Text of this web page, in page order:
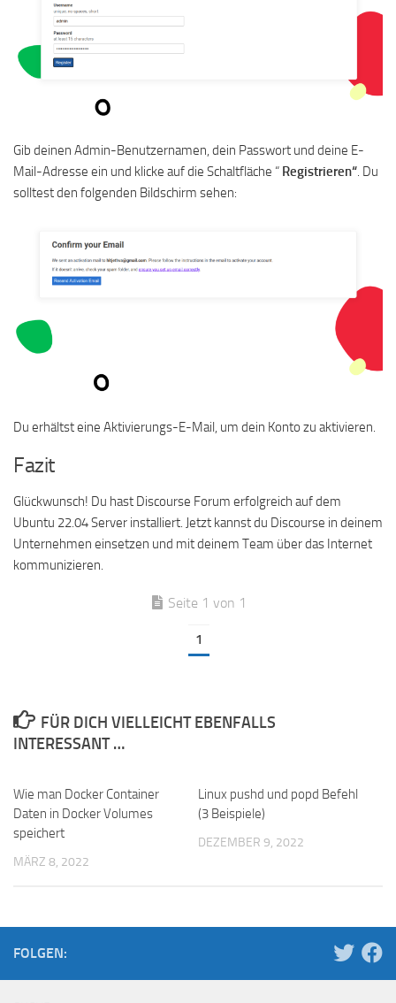
Gib deinen Admin-Benutzernamen, dein Passwort und deine E-
Mail-Adresse ein und klicke auf die Schaltfläche “ Registrieren“. Du
solltest den folgenden Bildschirm sehen:
Du erhältst eine Aktivierungs-E-Mail, um dein Konto zu aktivieren.
Fazit
Glückwunsch! Du hast Discourse Forum erfolgreich auf dem
Ubuntu 22.04 Server installiert. Jetzt kannst du Discourse in deinem
Unternehmen einsetzen und mit deinem Team über das Internet
kommunizieren.
Seite 1 von 1
1
FÜR DICH VIELLEICHT EBENFALLS
INTERESSANT …
Wie man Docker Container
Daten in Docker Volumes
speichert
MÄRZ 8, 2022
Linux pushd und popd Befehl
(3 Beispiele)
DEZEMBER 9, 2022
FOLGEN: